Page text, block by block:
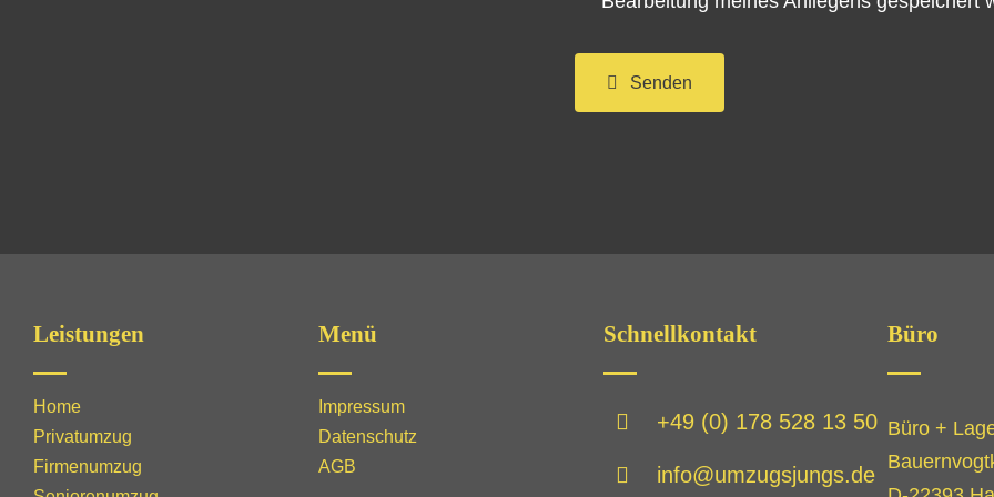
Senden
Leistungen
Home
Privatumzug
Firmenumzug
Menü
Impressum
Datenschutz
AGB
Schnellkontakt
+49 (0) 178 528 13 50
info@umzugsjungs.de
Büro
Büro +